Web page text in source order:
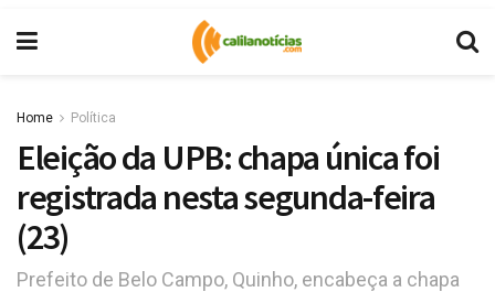
Home Política
Eleição da UPB: chapa única foi
registrada nesta segunda-feira
(23)
Prefeito de Belo Campo, Quinho, encabeça a chapa